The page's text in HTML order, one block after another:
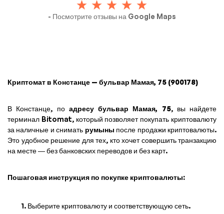
- Посмотрите отзывы на Google Maps
Криптомат в Констанце — бульвар Мамая, 75 (900178)
В Констанце, по адресу бульвар Мамая, 75, вы найдете
терминал Bitomat, который позволяет покупать криптовалюту
за наличные и снимать румыны после продажи криптовалюты.
Это удобное решение для тех, кто хочет совершить транзакцию
на месте — без банковских переводов и без карт.
Пошаговая инструкция по покупке криптовалюты:
Выберите криптовалюту и соответствующую сеть.